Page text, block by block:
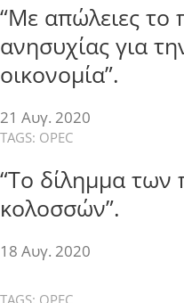
“Με απώλειες το
ανησυχίας για
οικονομία”.
21 Αυγ. 2020
TAGS: OPEC
“Το δίλημμα των
κολοσσών”.
18 Αυγ. 2020
TAGS: OPEC